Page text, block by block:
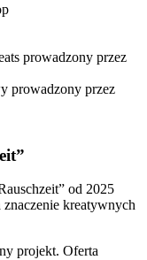
prowadzony przez
prowadzony przez
od 2025
kreatywnych
projekt. Oferta